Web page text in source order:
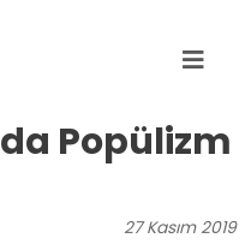
Popülizm
27 Kasım 2019